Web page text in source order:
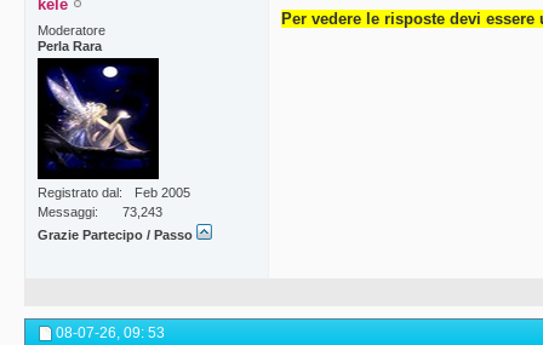
kele
Moderatore
Perla Rara
Registrato dal
Feb 2005
Messaggi
73,243
Grazie Partecipo / Passo
Per vedere le risposte devi essere
08-07-26, 09: 53